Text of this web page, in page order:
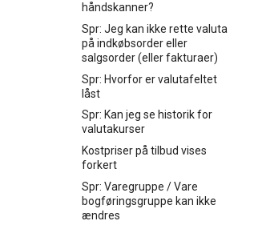
håndskanner?
Spr: Jeg kan ikke rette valuta
på indkøbsorder eller
salgsorder (eller fakturaer)
Spr: Hvorfor er valutafeltet
låst
Spr: Kan jeg se historik for
valutakurser
Kostpriser på tilbud vises
forkert
Spr: Varegruppe / Vare
bogføringsgruppe kan ikke
ændres